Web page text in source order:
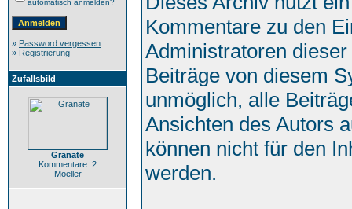
automatisch anmelden?
» Password vergessen
» Registrierung
Zufallsbild
Granate
Kommentare: 2
Moeller
Kommentare zu den
Administratoren
Beiträge von diesem
unmöglich, alle
Ansichten des Autors
können nicht für den
werden.